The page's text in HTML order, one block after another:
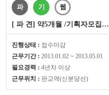
파 기 웹
[ 파 견] 약5개월 /기획자모집…
진행상태 : 접수마감
근무기간 : 2013.01.02 ~ 2013.05.01
필요경력 : 4년차 이상
근무위치 : 판교역(신분당선)